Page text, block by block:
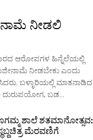
ನೀಡಲಿ
ಆರೋಪಗಳ ಹಿನ್ನೆಲೆಯಲ್ಲಿ
ನೀಡಬೇಕು ಎಂದು
ಬಳ್ಳಾರಿಯಲ್ಲಿ ಮಾತನಾಡಿದ
ದುರುಪಯೋಗ, ಬಡ...
ಶಾಲೆ ಶತಮಾನೋತ್ಸವ:
ಮೆರವಣಿಗೆ